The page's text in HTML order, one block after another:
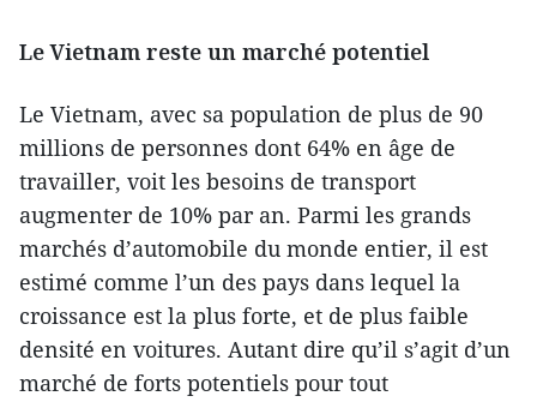
Le Vietnam reste un marché potentiel
Le Vietnam, avec sa population de plus de 90
millions de personnes dont 64% en âge de
travailler, voit les besoins de transport
augmenter de 10% par an. Parmi les grands
marchés d’automobile du monde entier, il est
estimé comme l’un des pays dans lequel la
croissance est la plus forte, et de plus faible
densité en voitures. Autant dire qu’il s’agit d’un
marché de forts potentiels pour tout